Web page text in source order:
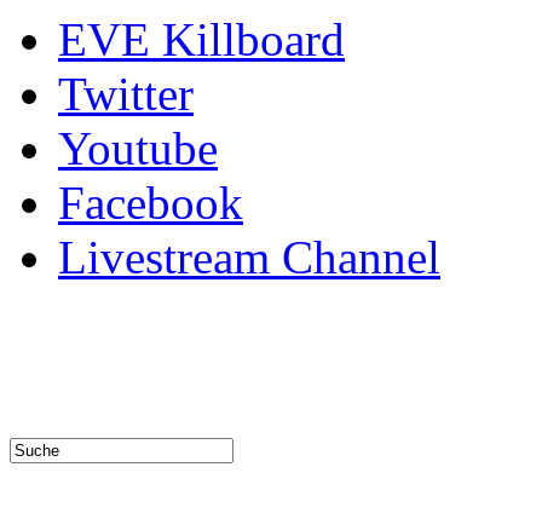
EVE Killboard
Twitter
Youtube
Facebook
Livestream Channel